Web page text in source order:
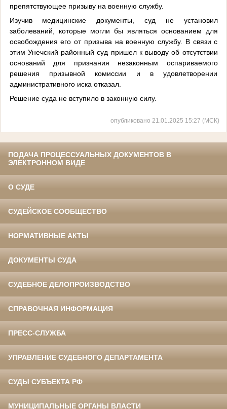
препятствующее призыву на военную службу.
Изучив медицинские документы, суд не установил
заболеваний, которые могли бы являться основанием для
освобождения его от призыва на военную службу. В связи с
этим Унечский районный суд пришел к выводу об отсутствии
оснований для признания незаконным оспариваемого
решения призывной комиссии и в удовлетворении
административного иска отказал.
Решение суда не вступило в законную силу.
опубликовано 21.01.2025 15:27 (МСК)
ПОДАЧА ПРОЦЕССУАЛЬНЫХ ДОКУМЕНТОВ В
ЭЛЕКТРОННОМ ВИДЕ
О СУДЕ
СУДЕЙСКОЕ СООБЩЕСТВО
НОРМАТИВНЫЕ АКТЫ
ДОКУМЕНТЫ СУДА
СУДЕБНОЕ ДЕЛОПРОИЗВОДСТВО
СПРАВОЧНАЯ ИНФОРМАЦИЯ
ПРЕСС-СЛУЖБА
УПРАВЛЕНИЕ СУДЕБНОГО ДЕПАРТАМЕНТА
СУДЫ СУБЪЕКТА РФ
МУНИЦИПАЛЬНЫЕ ОРГАНЫ ВЛАСТИ